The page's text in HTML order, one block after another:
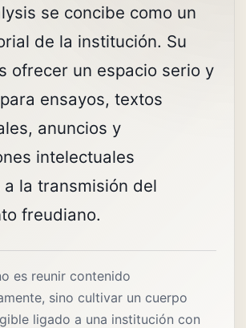
se concibe como un
de la institución. Su
ofrecer un espacio serio y
ensayos, textos
anuncios y
intelectuales
la transmisión del
freudiano.
es reunir contenido
sino cultivar un cuerpo
ligado a una institución con